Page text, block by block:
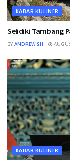
KABAR KULINER
Selidiki Tambang
BY ANDREW SH
KABAR KULINER